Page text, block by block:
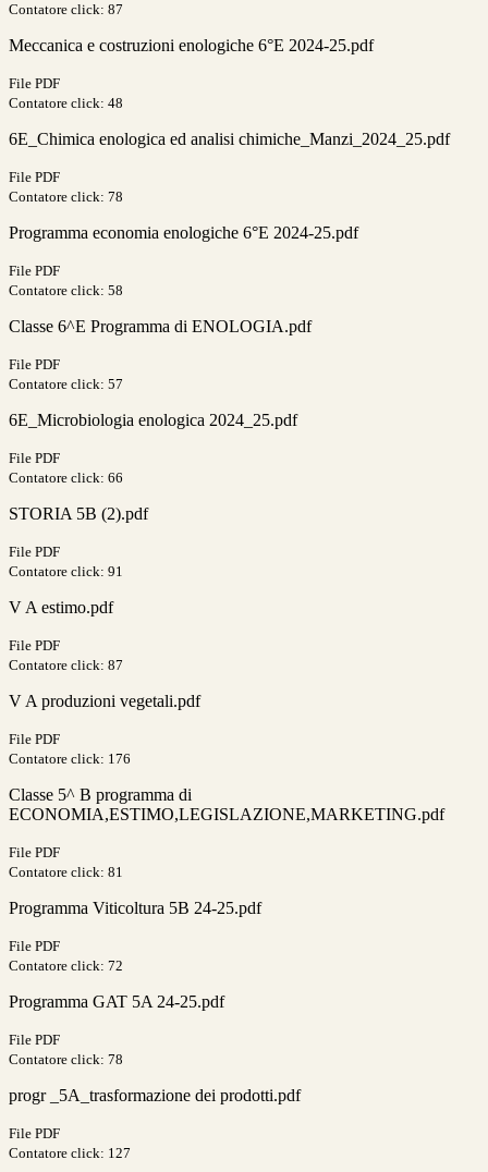
Contatore click: 87
Meccanica e costruzioni enologiche 6°E 2024-25.pdf
File PDF
Contatore click: 48
6E_Chimica enologica ed analisi chimiche_Manzi_2024_25.pdf
File PDF
Contatore click: 78
Programma economia enologiche 6°E 2024-25.pdf
File PDF
Contatore click: 58
Classe 6^E Programma di ENOLOGIA.pdf
File PDF
Contatore click: 57
6E_Microbiologia enologica 2024_25.pdf
File PDF
Contatore click: 66
STORIA 5B (2).pdf
File PDF
Contatore click: 91
V A estimo.pdf
File PDF
Contatore click: 87
V A produzioni vegetali.pdf
File PDF
Contatore click: 176
Classe 5^ B programma di
ECONOMIA,ESTIMO,LEGISLAZIONE,MARKETING.pdf
File PDF
Contatore click: 81
Programma Viticoltura 5B 24-25.pdf
File PDF
Contatore click: 72
Programma GAT 5A 24-25.pdf
File PDF
Contatore click: 78
progr _5A_trasformazione dei prodotti.pdf
File PDF
Contatore click: 127